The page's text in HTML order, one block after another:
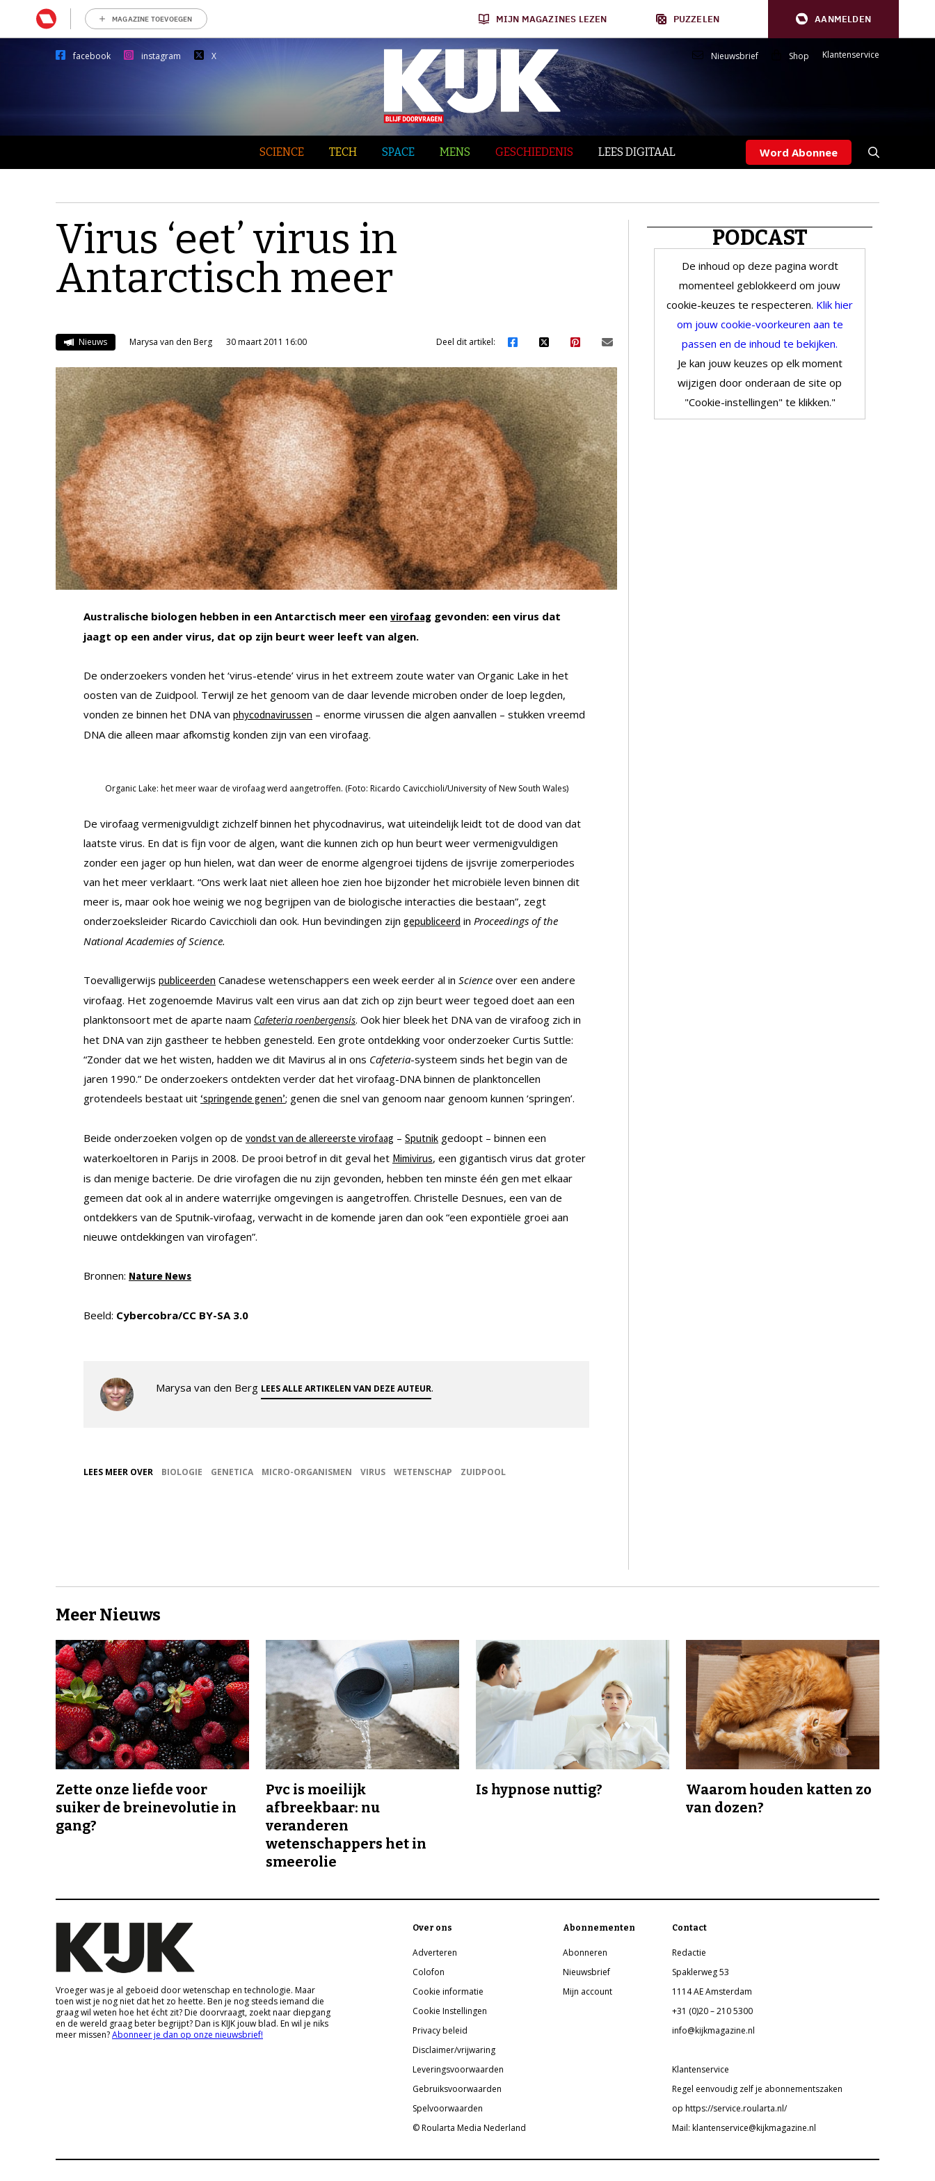
MAGAZINE TOEVOEGEN MIJN MAGAZINES LEZEN PUZZELEN AANMELDEN
facebook instagram X Nieuwsbrief Shop Klantenservice
SCIENCE TECH SPACE MENS GESCHIEDENIS LEES DIGITAAL Word Abonnee
Virus ‘eet’ virus in
Antarctisch meer
Nieuws Marysa van den Berg 30 maart 2011 16:00 Deel dit artikel:
Australische biologen hebben in een Antarctisch meer een virofaag gevonden: een virus dat
jaagt op een ander virus, dat op zijn beurt weer leeft van algen.
De onderzoekers vonden het ‘virus-etende’ virus in het extreem zoute water van Organic Lake in het
oosten van de Zuidpool. Terwijl ze het genoom van de daar levende microben onder de loep legden,
vonden ze binnen het DNA van phycodnavirussen – enorme virussen die algen aanvallen – stukken vreemd
DNA die alleen maar afkomstig konden zijn van een virofaag.
Organic Lake: het meer waar de virofaag werd aangetroffen. (Foto: Ricardo Cavicchioli/University of New South Wales)
De virofaag vermenigvuldigt zichzelf binnen het phycodnavirus, wat uiteindelijk leidt tot de dood van dat
laatste virus. En dat is fijn voor de algen, want die kunnen zich op hun beurt weer vermenigvuldigen
zonder een jager op hun hielen, wat dan weer de enorme algengroei tijdens de ijsvrije zomerperiodes
van het meer verklaart. “Ons werk laat niet alleen hoe zien hoe bijzonder het microbiële leven binnen dit
meer is, maar ook hoe weinig we nog begrijpen van de biologische interacties die bestaan”, zegt
onderzoeksleider Ricardo Cavicchioli dan ook. Hun bevindingen zijn gepubliceerd in Proceedings of the
National Academies of Science.
Toevalligerwijs publiceerden Canadese wetenschappers een week eerder al in Science over een andere
virofaag. Het zogenoemde Mavirus valt een virus aan dat zich op zijn beurt weer tegoed doet aan een
planktonsoort met de aparte naam Cafeteria roenbergensis. Ook hier bleek het DNA van de virafoog zich in
het DNA van zijn gastheer te hebben genesteld. Een grote ontdekking voor onderzoeker Curtis Suttle:
“Zonder dat we het wisten, hadden we dit Mavirus al in ons Cafeteria-systeem sinds het begin van de
jaren 1990.” De onderzoekers ontdekten verder dat het virofaag-DNA binnen de planktoncellen
grotendeels bestaat uit ‘springende genen’; genen die snel van genoom naar genoom kunnen ‘springen’.
Beide onderzoeken volgen op de vondst van de allereerste virofaag – Sputnik gedoopt – binnen een
waterkoeltoren in Parijs in 2008. De prooi betrof in dit geval het Mimivirus, een gigantisch virus dat groter
is dan menige bacterie. De drie virofagen die nu zijn gevonden, hebben ten minste één gen met elkaar
gemeen dat ook al in andere waterrijke omgevingen is aangetroffen. Christelle Desnues, een van de
ontdekkers van de Sputnik-virofaag, verwacht in de komende jaren dan ook “een expontiële groei aan
nieuwe ontdekkingen van virofagen”.
Bronnen: Nature News
Beeld: Cybercobra/CC BY-SA 3.0
Marysa van den Berg LEES ALLE ARTIKELEN VAN DEZE AUTEUR.
LEES MEER OVER BIOLOGIE GENETICA MICRO-ORGANISMEN VIRUS WETENSCHAP ZUIDPOOL
PODCAST
De inhoud op deze pagina wordt
momenteel geblokkeerd om jouw
cookie-keuzes te respecteren. Klik hier
om jouw cookie-voorkeuren aan te
passen en de inhoud te bekijken.
Je kan jouw keuzes op elk moment
wijzigen door onderaan de site op
"Cookie-instellingen" te klikken."
Meer Nieuws
Zette onze liefde voor
suiker de breinevolutie in
gang?
Pvc is moeilijk
afbreekbaar: nu
veranderen
wetenschappers het in
smeerolie
Is hypnose nuttig?
Waarom houden katten zo
van dozen?
Vroeger was je al geboeid door wetenschap en technologie. Maar
toen wist je nog niet dat het zo heette. Ben je nog steeds iemand die
graag wil weten hoe het écht zit? Die doorvraagt, zoekt naar diepgang
en de wereld graag beter begrijpt? Dan is KIJK jouw blad. En wil je niks
meer missen?Abonneer je dan op onze nieuwsbrief!
Over ons
Adverteren
Colofon
Cookie informatie
Cookie Instellingen
Privacy beleid
Disclaimer/vrijwaring
Leveringsvoorwaarden
Gebruiksvoorwaarden
Spelvoorwaarden
© Roularta Media Nederland
Abonnementen
Abonneren
Nieuwsbrief
Mijn account
Contact
Redactie
Spaklerweg 53
1114 AE Amsterdam
+31 (0)20 – 210 5300
info@kijkmagazine.nl
Klantenservice
Regel eenvoudig zelf je abonnementszaken
op https://service.roularta.nl/
Mail: klantenservice@kijkmagazine.nl